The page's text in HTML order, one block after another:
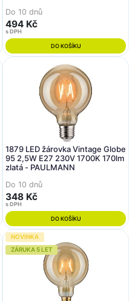
Do 10 dnů
494 Kč
s DPH
DO KOŠÍKU
1879 LED žárovka Vintage Globe
95 2,5W E27 230V 1700K 170lm
zlatá - PAULMANN
Do 10 dnů
348 Kč
s DPH
DO KOŠÍKU
NOVINKA
ZÁRUKA 5 LET